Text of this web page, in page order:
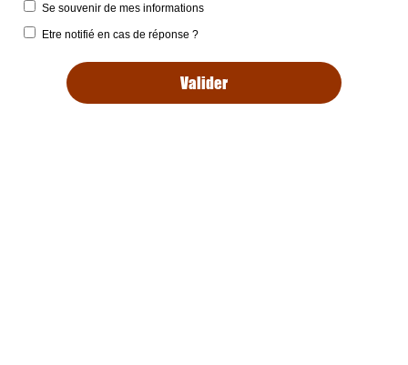
Se souvenir de mes informations
Etre notifié en cas de réponse ?